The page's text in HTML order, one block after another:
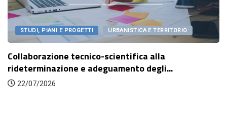
STUDI, PIANI E PROGETTI URBANISTICA E TERRITORIO
Collaborazione tecnico-scientifica alla
rideterminazione e adeguamento degli...
22/07/2026